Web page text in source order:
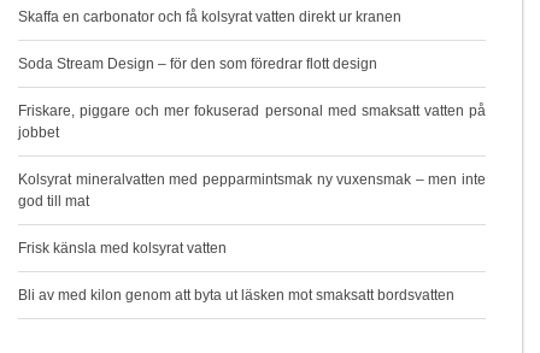
Skaffa en carbonator och få kolsyrat vatten direkt ur kranen
Soda Stream Design – för den som föredrar flott design
Friskare, piggare och mer fokuserad personal med smaksatt vatten på
jobbet
Kolsyrat mineralvatten med pepparmintsmak ny vuxensmak – men inte
god till mat
Frisk känsla med kolsyrat vatten
Bli av med kilon genom att byta ut läsken mot smaksatt bordsvatten